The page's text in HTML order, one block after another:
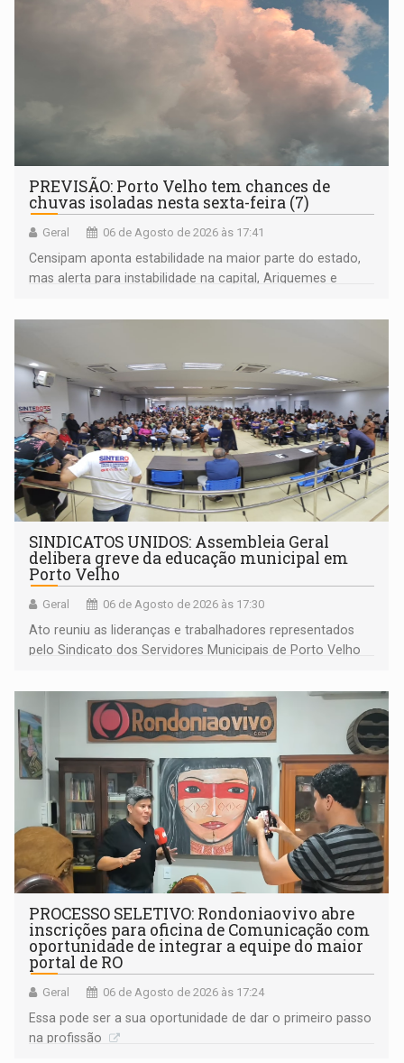
PREVISÃO: Porto Velho tem chances de
chuvas isoladas nesta sexta-feira (7)
Geral 06 de Agosto de 2026 às 17:41
Censipam aponta estabilidade na maior parte do estado,
mas alerta para instabilidade na capital, Ariquemes e
SINDICATOS UNIDOS: Assembleia Geral
delibera greve da educação municipal em
Porto Velho
Geral 06 de Agosto de 2026 às 17:30
Ato reuniu as lideranças e trabalhadores representados
pelo Sindicato dos Servidores Municipais de Porto Velho
PROCESSO SELETIVO: Rondoniaovivo abre
inscrições para oficina de Comunicação com
oportunidade de integrar a equipe do maior
portal de RO
Geral 06 de Agosto de 2026 às 17:24
Essa pode ser a sua oportunidade de dar o primeiro passo
na profissão